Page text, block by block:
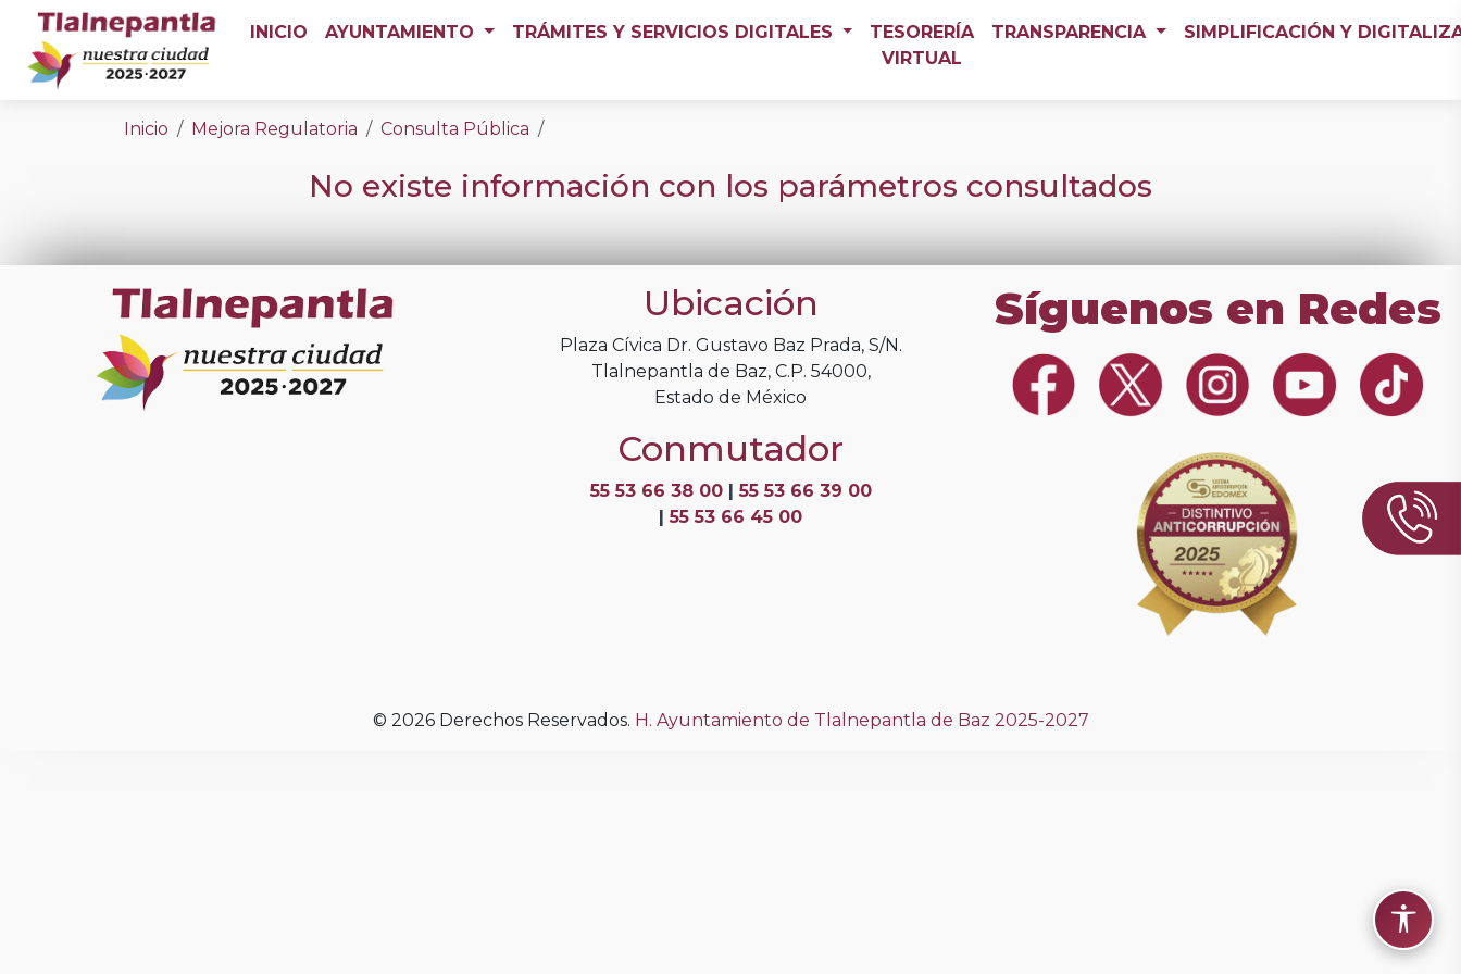
INICIO AYUNTAMIENTO TRÁMITES Y SERVICIOS DIGITALES
TESORERÍA
VIRTUAL
TRANSPARENCIA SIMPLIFICACIÓN Y
Inicio Mejora Regulatoria Consulta Pública
No existe información con los parámetros consultados
Ubicación
Plaza Cívica Dr. Gustavo Baz Prada, S/N.
Tlalnepantla de Baz, C.P. 54000,
Estado de México
Conmutador
55 53 66 38 00 |55 53 66 39 00
|55 53 66 45 00
Síguenos en Redes
© 2026 Derechos Reservados. H. Ayuntamiento de Tlalnepantla de Baz 2025-2027